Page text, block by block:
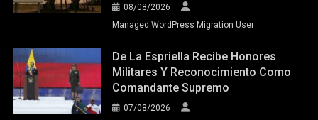
08/08/2026
Managed WordPress Migration User
De La Espriella Recibe Honores
Militares Y Reconocimiento Como
Comandante Supremo
07/08/2026